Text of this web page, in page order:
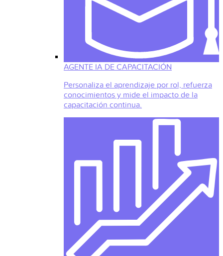
AGENTE IA DE CAPACITACIÓN
Personaliza el aprendizaje por rol, refuerza
conocimientos y mide el impacto de la
capacitación continua.